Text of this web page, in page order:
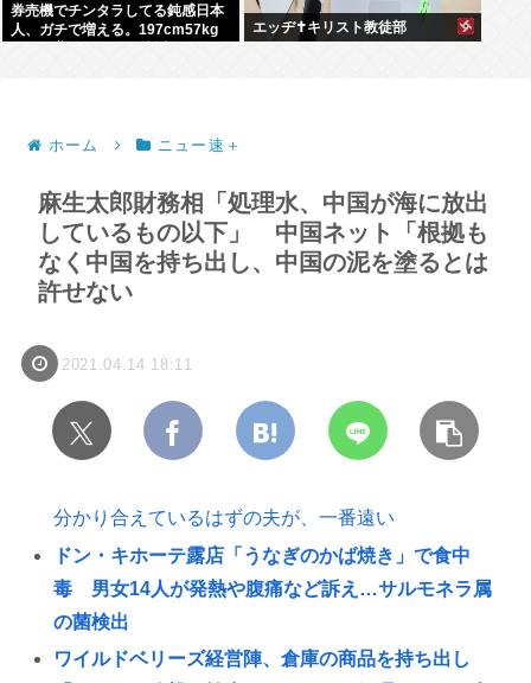
券売機でチンタラしてる鈍感日本
人、ガチで増える。197cm57kg
エッヂ✝️キリスト教徒部
ホーム ニュー速＋
麻生太郎財務相「処理水、中国が海に放出
しているもの以下」 中国ネット「根拠も
なく中国を持ち出し、中国の泥を塗るとは
許せない
2021.04.14 18:11
分かり合えているはずの夫が、一番遠い
ドン・キホーテ露店「うなぎのかば焼き」で食中
毒 男女14人が発熱や腹痛など訴え…サルモネラ属
の菌検出
ワイルドベリーズ経営陣、倉庫の商品を持ち出し